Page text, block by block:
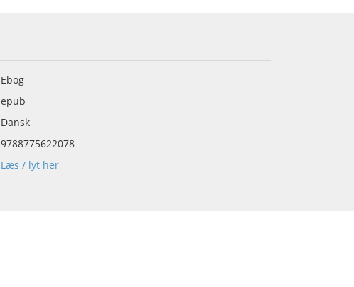
Ebog
epub
Dansk
9788775622078
Læs / lyt her